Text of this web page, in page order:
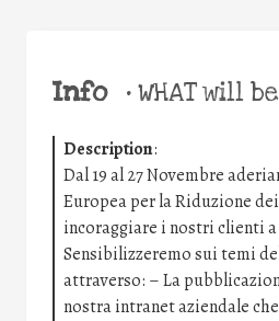
Info •WHAT will
Description:
Dal 19 al 27 Novembre
Europea per la Riduzione
incoraggiare i nostri clienti
Sensibilizzeremo sui temi
attraverso: – La
nostra intranet aziendale